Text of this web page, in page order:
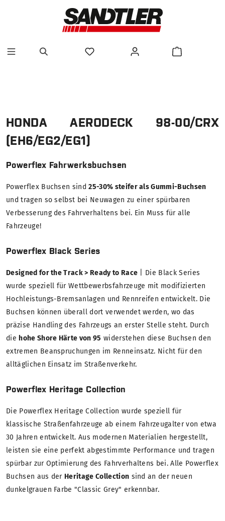
HONDA AERODECK 98-00/CRX
(EH6/EG2/EG1)
Powerflex Fahrwerksbuchsen
Powerflex Buchsen sind25-30% steifer als Gummi-Buchsen
und tragen so selbst bei Neuwagen zu einer spürbaren
Verbesserung des Fahrverhaltens bei. Ein Muss für alle
Fahrzeuge!
Powerflex Black Series
Designed for the Track > Ready to Race | Die Black Series
wurde speziell für Wettbewerbsfahrzeuge mit modifizierten
Hochleistungs-Bremsanlagen und Rennreifen entwickelt. Die
Buchsen können überall dort verwendet werden, wo das
präzise Handling des Fahrzeugs an erster Stelle steht. Durch
die hohe Shore Härte von 95 widerstehen diese Buchsen den
extremen Beanspruchungen im Renneinsatz. Nicht für den
alltäglichen Einsatz im Straßenverkehr.
Powerflex Heritage Collection
Die Powerflex Heritage Collection wurde speziell für
klassische Straßenfahrzeuge ab einem Fahrzeugalter von etwa
30 Jahren entwickelt. Aus modernen Materialien hergestellt,
leisten sie eine perfekt abgestimmte Performance und tragen
spürbar zur Optimierung des Fahrverhaltens bei. Alle Powerflex
Buchsen aus der Heritage Collection sind an der neuen
dunkelgrauen Farbe "Classic Grey" erkennbar.